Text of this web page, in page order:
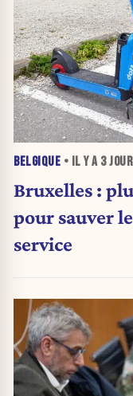
BELGIQUE • IL Y A 3
Bruxelles :
pour sauver
service